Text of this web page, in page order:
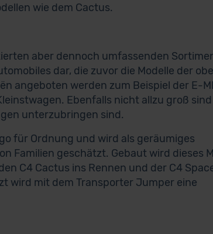
wie dem Cactus.
aber dennoch umfassenden
dar, die zuvor die Modelle der
angeboten werden zum Beispiel der E-
Ebenfalls nicht allzu groß
unterzubringen sind.
für Ordnung und wird als geräumiges
Familien geschätzt. Gebaut wird dieses
C4 Cactus ins Rennen und der C4
wird mit dem Transporter Jumper eine